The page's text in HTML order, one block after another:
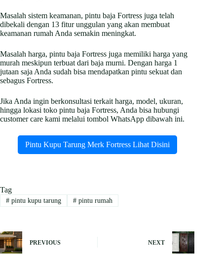
Masalah sistem keamanan, pintu baja Fortress juga telah
dibekali dengan 13 fitur unggulan yang akan membuat
keamanan rumah Anda semakin meningkat.
Masalah harga, pintu baja Fortress juga memiliki harga yang
murah meskipun terbuat dari baja murni. Dengan harga 1
jutaan saja Anda sudah bisa mendapatkan pintu sekuat dan
sebagus Fortress.
Jika Anda ingin berkonsultasi terkait harga, model, ukuran,
hingga lokasi toko pintu baja Fortress, Anda bisa hubungi
customer care kami melalui tombol WhatsApp dibawah ini.
Pintu Kupu Tarung Merk Fortress Lihat Disini
Tag
#pintu kupu tarung #pintu rumah
PREVIOUS NEXT